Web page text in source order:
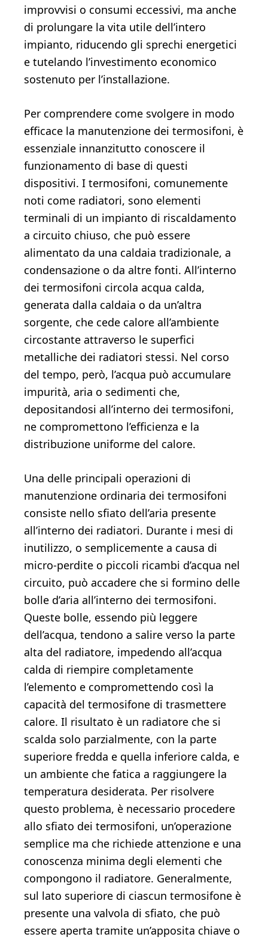
improvvisi o consumi eccessivi, ma anche
di prolungare la vita utile dell’intero
impianto, riducendo gli sprechi energetici
e tutelando l’investimento economico
sostenuto per l’installazione.
Per comprendere come svolgere in modo
efficace la manutenzione dei termosifoni, è
essenziale innanzitutto conoscere il
funzionamento di base di questi
dispositivi. I termosifoni, comunemente
noti come radiatori, sono elementi
terminali di un impianto di riscaldamento
a circuito chiuso, che può essere
alimentato da una caldaia tradizionale, a
condensazione o da altre fonti. All’interno
dei termosifoni circola acqua calda,
generata dalla caldaia o da un’altra
sorgente, che cede calore all’ambiente
circostante attraverso le superfici
metalliche dei radiatori stessi. Nel corso
del tempo, però, l’acqua può accumulare
impurità, aria o sedimenti che,
depositandosi all’interno dei termosifoni,
ne compromettono l’efficienza e la
distribuzione uniforme del calore.
Una delle principali operazioni di
manutenzione ordinaria dei termosifoni
consiste nello sfiato dell’aria presente
all’interno dei radiatori. Durante i mesi di
inutilizzo, o semplicemente a causa di
micro-perdite o piccoli ricambi d’acqua nel
circuito, può accadere che si formino delle
bolle d’aria all’interno dei termosifoni.
Queste bolle, essendo più leggere
dell’acqua, tendono a salire verso la parte
alta del radiatore, impedendo all’acqua
calda di riempire completamente
l’elemento e compromettendo così la
capacità del termosifone di trasmettere
calore. Il risultato è un radiatore che si
scalda solo parzialmente, con la parte
superiore fredda e quella inferiore calda, e
un ambiente che fatica a raggiungere la
temperatura desiderata. Per risolvere
questo problema, è necessario procedere
allo sfiato dei termosifoni, un’operazione
semplice ma che richiede attenzione e una
conoscenza minima degli elementi che
compongono il radiatore. Generalmente,
sul lato superiore di ciascun termosifone è
presente una valvola di sfiato, che può
essere aperta tramite un’apposita chiave o